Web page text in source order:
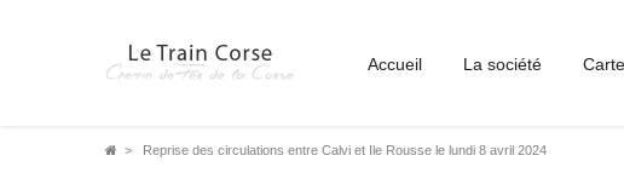
Accueil La société
FilReprise des circulations entre Calvi et Ile Rousse le lundi 8 avril 2024